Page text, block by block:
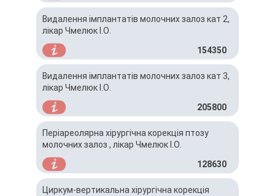
Видалення імплантатів молочних залоз кат 2,
лікар Чмелюк І.О.
154350
Видалення імплантатів молочних залоз кат 3,
лікар Чмелюк І.О.
205800
Періареолярна хірургічна корекція птозу
молочних залоз , лікар Чмелюк І.О.
128630
Циркум-вертикальна хірургічна корекція